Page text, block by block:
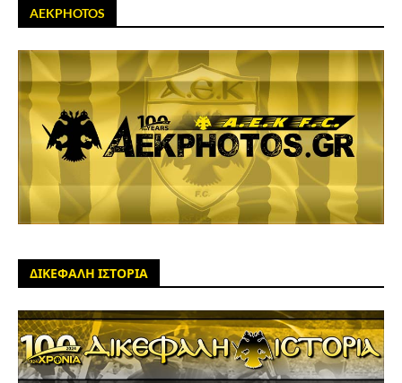
AEKPHOTOS
ΔΙΚΕΦΑΛΗ ΙΣΤΟΡΙΑ